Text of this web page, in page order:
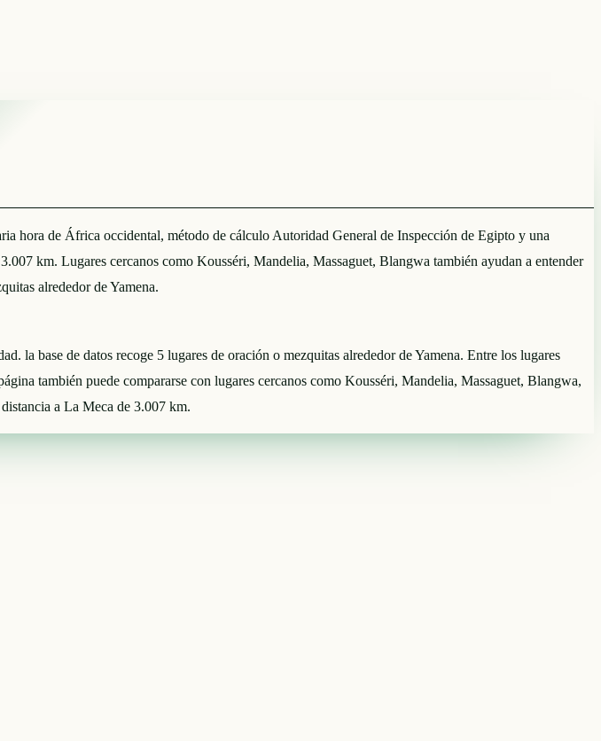
hora de África occidental, método de cálculo Autoridad General de Inspección de Egipto y una
km. Lugares cercanos como Kousséri, Mandelia, Massaguet, Blangwa también ayudan a entender
alrededor de Yamena.
la base de datos recoge 5 lugares de oración o mezquitas alrededor de Yamena. Entre los lugares
también puede compararse con lugares cercanos como Kousséri, Mandelia, Massaguet, Blangwa,
a La Meca de 3.007 km.